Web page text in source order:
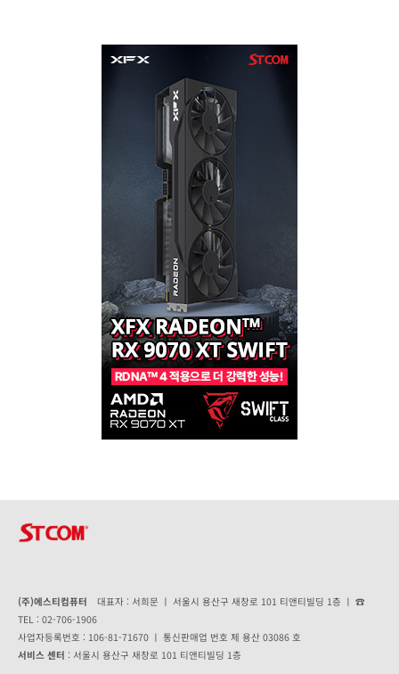
(주)에스티컴퓨터 대표자 : 서희문 ㅣ 서울시 용산구 새창로 101 티앤티빌딩 1층 ㅣ ☎
TEL : 02-706-1906
사업자등록번호 : 106-81-71670 ㅣ 통신판매업 번호 제 용산 03086 호
서비스 센터 : 서울시 용산구 새창로 101 티앤티빌딩 1층